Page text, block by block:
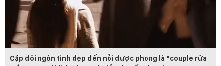
Cặp đôi ngôn tình đẹp đến nỗi được phong là "couple rửa